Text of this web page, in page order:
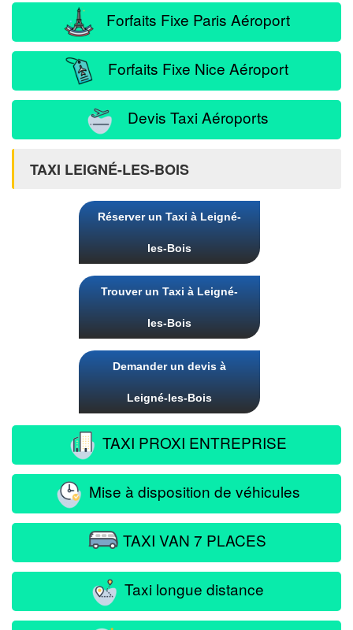
Forfaits Fixe Paris Aéroport
Forfaits Fixe Nice Aéroport
Devis Taxi Aéroports
TAXI LEIGNÉ-LES-BOIS
Réserver un Taxi à Leigné-
les-Bois
Trouver un Taxi à Leigné-
les-Bois
Demander un devis à
Leigné-les-Bois
TAXI PROXI ENTREPRISE
Mise à disposition de véhicules
TAXI VAN 7 PLACES
Taxi longue distance